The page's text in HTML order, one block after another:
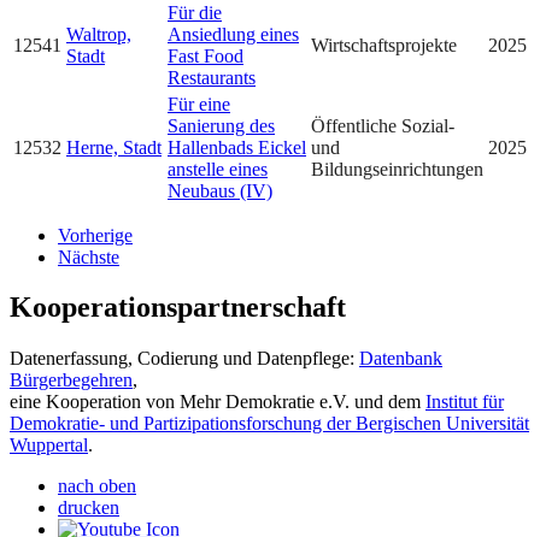
12541
Waltrop,
Stadt
Für die
Ansiedlung eines
Fast Food
Restaurants
Wirtschaftsprojekte 2025
12532 Herne, Stadt
Für eine
Sanierung des
Hallenbads Eickel
anstelle eines
Neubaus (IV)
Öffentliche Sozial-
und
Bildungseinrichtungen
2025
Vorherige
Nächste
Kooperationspartnerschaft
Datenerfassung, Codierung und Datenpflege: Datenbank
Bürgerbegehren,
eine Kooperation von Mehr Demokratie e.V. und dem Institut für
Demokratie- und Partizipationsforschung der Bergischen Universität
Wuppertal.
nach oben
drucken